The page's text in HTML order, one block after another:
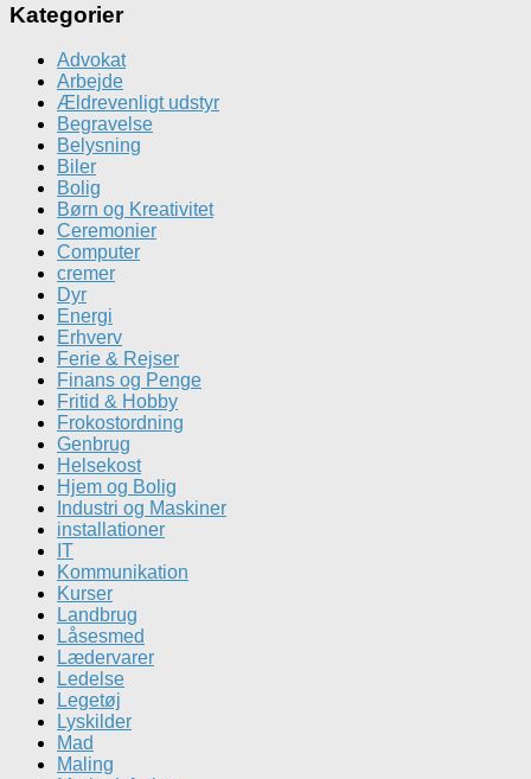
Kategorier
Advokat
Arbejde
Ældrevenligt udstyr
Begravelse
Belysning
Biler
Bolig
Børn og Kreativitet
Ceremonier
Computer
cremer
Dyr
Energi
Erhverv
Ferie & Rejser
Finans og Penge
Fritid & Hobby
Frokostordning
Genbrug
Helsekost
Hjem og Bolig
Industri og Maskiner
installationer
IT
Kommunikation
Kurser
Landbrug
Låsesmed
Lædervarer
Ledelse
Legetøj
Lyskilder
Mad
Maling